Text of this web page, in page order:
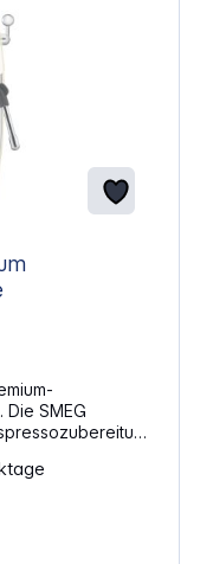
SMEG
und bietet ein
Dank